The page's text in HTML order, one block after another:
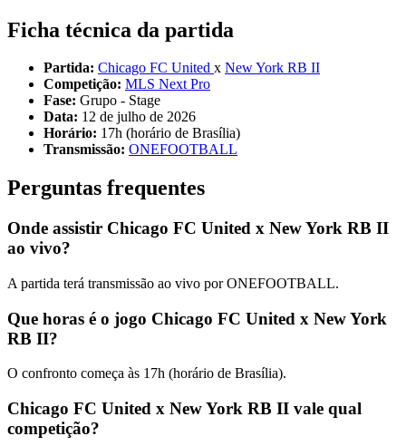
Ficha técnica da partida
Partida: Chicago FC United x New York RB II
Competição: MLS Next Pro
Fase: Grupo - Stage
Data: 12 de julho de 2026
Horário: 17h (horário de Brasília)
Transmissão: ONEFOOTBALL
Perguntas frequentes
Onde assistir Chicago FC United x New York RB II
ao vivo?
A partida terá transmissão ao vivo por ONEFOOTBALL.
Que horas é o jogo Chicago FC United x New York
RB II?
O confronto começa às 17h (horário de Brasília).
Chicago FC United x New York RB II vale qual
competição?